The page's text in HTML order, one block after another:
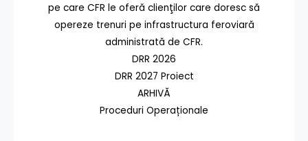
pe care CFR le oferă clienţilor care doresc să
opereze trenuri pe infrastructura feroviară
administrată de CFR.
DRR 2026
DRR 2027 Proiect
ARHIVĂ
Proceduri Operaționale